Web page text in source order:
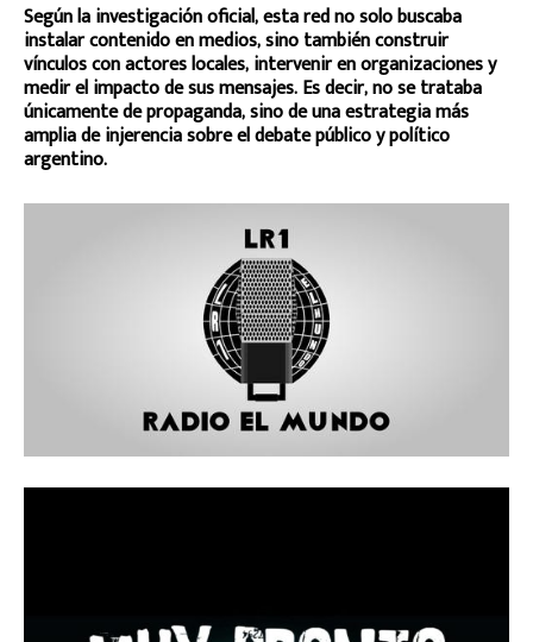
Según la investigación oficial, esta red no solo buscaba
instalar contenido en medios, sino también construir
vínculos con actores locales, intervenir en organizaciones y
medir el impacto de sus mensajes. Es decir, no se trataba
únicamente de propaganda, sino de una estrategia más
amplia de injerencia sobre el debate público y político
argentino.